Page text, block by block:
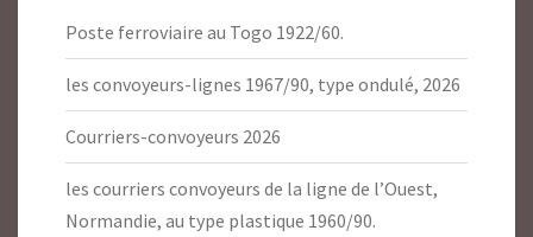
Poste ferroviaire au Togo 1922/60.
les convoyeurs-lignes 1967/90, type ondulé, 2026
Courriers-convoyeurs 2026
les courriers convoyeurs de la ligne de l’Ouest,
Normandie, au type plastique 1960/90.